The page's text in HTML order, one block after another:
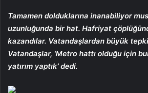
Tamamen dolduklarına inanabiliyor
uzunluğunda bir hat. Hafriyat
kazandılar. Vatandaşlardan büyük
Vatandaşlar, ‘Metro hattı olduğu için
yatırım yaptık’ dedi.